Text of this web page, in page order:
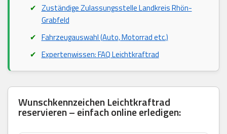
Zuständige Zulassungsstelle Landkreis Rhön-
Grabfeld
Fahrzeugauswahl (Auto, Motorrad etc.)
Expertenwissen: FAQ Leichtkraftrad
Wunschkennzeichen Leichtkraftrad
reservieren – einfach online erledigen: